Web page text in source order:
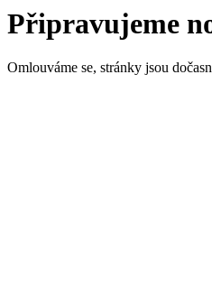
Připravujeme
Omlouváme se, stránky jsou